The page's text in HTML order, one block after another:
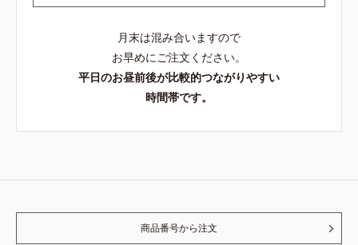
月末は混み合いますので
お早めにご注文ください。
平日のお昼前後が比較的つながりやすい
時間帯です。
商品番号から注文